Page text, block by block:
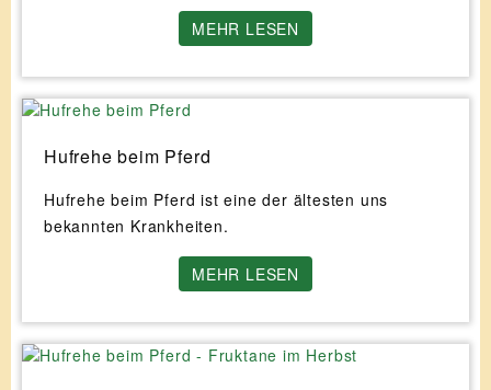
MEHR LESEN
Hufrehe beim Pferd
Hufrehe beim Pferd ist eine der ältesten uns
bekannten Krankheiten.
MEHR LESEN